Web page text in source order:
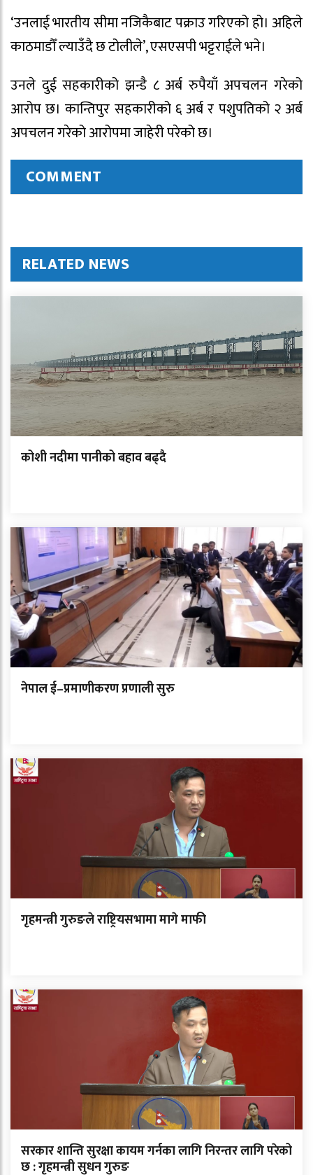
‘उनलाई भारतीय सीमा नजिकैबाट पक्राउ गरिएको हो। अहिले
काठमाडौँ ल्याउँदै छ टोलीले’, एसएसपी भट्टराईले भने।
उनले दुई सहकारीको झन्डै ८ अर्ब रुपैयाँ अपचलन गरेको
आरोप छ। कान्तिपुर सहकारीको ६ अर्ब र पशुपतिको २ अर्ब
अपचलन गरेको आरोपमा जाहेरी परेको छ।
COMMENT
RELATED NEWS
कोशी नदीमा पानीको बहाव बढ्दै
नेपाल ई–प्रमाणीकरण प्रणाली सुरु
गृहमन्त्री गुरुङले राष्ट्रियसभामा मागे माफी
सरकार शान्ति सुरक्षा कायम गर्नका लागि निरन्तर लागि परेको
छ : गृहमन्त्री सुधन गुरुङ